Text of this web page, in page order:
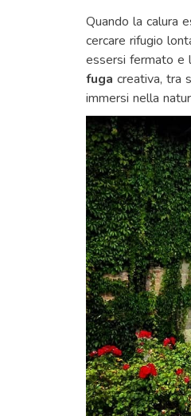
Quando la calura
cercare rifugio
essersi fermato e
fuga creativa, tra
immersi nella